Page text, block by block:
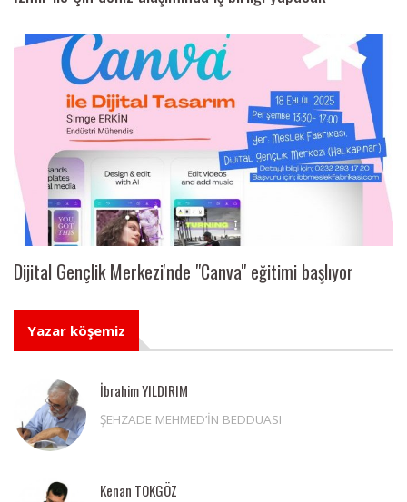
Dijital Gençlik Merkezi'nde "Canva" eğitimi başlıyor
Yazar köşemiz
İbrahim YILDIRIM
ŞEHZADE MEHMED’İN BEDDUASI
Kenan TOKGÖZ